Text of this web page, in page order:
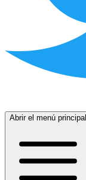
Abrir el menú principal